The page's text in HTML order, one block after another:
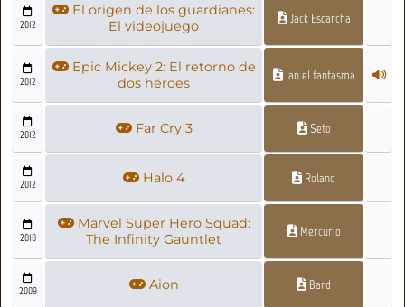
2012
El origen de los guardianes:
El videojuego
Jack Escarcha
2012
Epic Mickey 2: El retorno de
dos héroes
Ian el fantasma
2012 Far Cry 3 Seto
2012 Halo 4 Roland
2010
Marvel Super Hero Squad:
The Infinity Gauntlet
Mercurio
2009 Aion Bard